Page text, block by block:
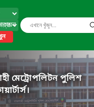
মেট্রোপলিটন পুলিশ